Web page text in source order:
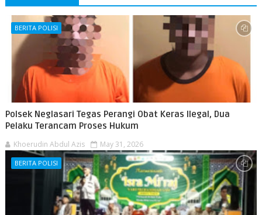
BERITA POLISI
Polsek Neglasari Tegas Perangi Obat Keras Ilegal, Dua
Pelaku Terancam Proses Hukum
Khoerudin Abdul Azis May 31, 2026
BERITA POLISI